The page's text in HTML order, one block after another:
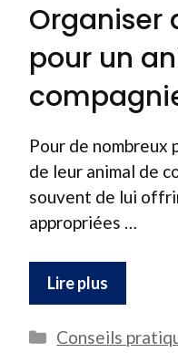
Organiser
pour un
Pour de
de leur animal de
souvent de lui
appropriées …
Lire plus
Catégories
Conseils